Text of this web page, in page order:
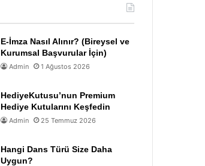
E-İmza Nasıl Alınır? (Bireysel ve
Kurumsal Başvurular İçin)
Admin 1 Ağustos 2026
HediyeKutusu’nun Premium
Hediye Kutularını Keşfedin
Admin 25 Temmuz 2026
Hangi Dans Türü Size Daha
Uygun?